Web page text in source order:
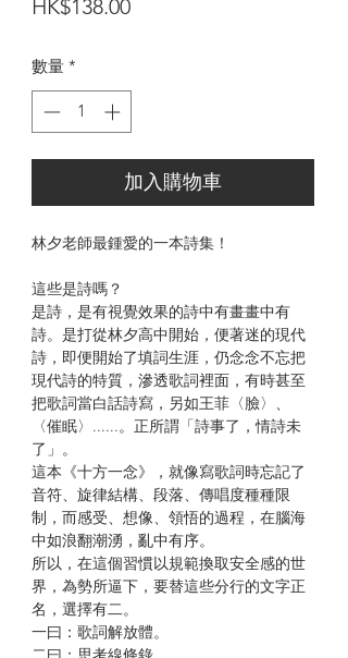
HK$138.00價
數量 *
加入購物車
林夕老師最鍾愛的一本詩集！
這些是詩嗎？
是詩，是有視覺效果的詩中有畫畫中有
詩。是打從林夕高中開始，便著迷的現代
詩，即便開始了填詞生涯，仍念念不忘把
現代詩的特質，滲透歌詞裡面，有時甚至
把歌詞當白話詩寫，另如王菲〈臉〉、
〈催眠〉......。正所謂「詩事了，情詩未
了」。
這本《十方一念》，就像寫歌詞時忘記了
音符、旋律結構、段落、傳唱度種種限
制，而感受、想像、領悟的過程，在腦海
中如浪翻潮湧，亂中有序。
所以，在這個習慣以規範換取安全感的世
界，為勢所逼下，要替這些分行的文字正
名，選擇有二。
一曰：歌詞解放體。